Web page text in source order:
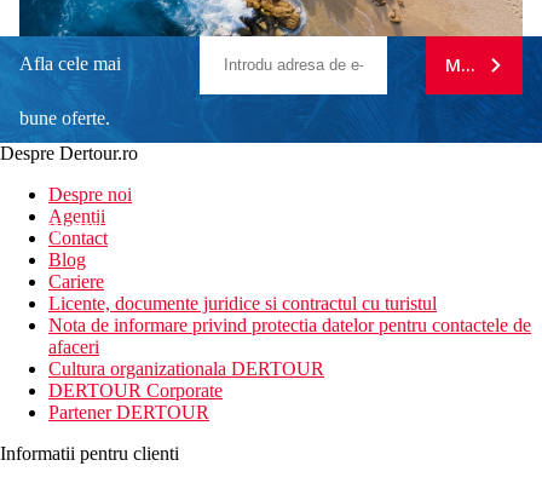
Afla cele mai
bune oferte.
newsletter!
MA
Despre Dertour.ro
Despre noi
Agentii
Contact
Blog
Cariere
Licente, documente juridice si contractul cu turistul
Nota de informare privind protectia datelor pentru contactele de
afaceri
Cultura organizationala DERTOUR
DERTOUR Corporate
Partener DERTOUR
Informatii pentru clienti